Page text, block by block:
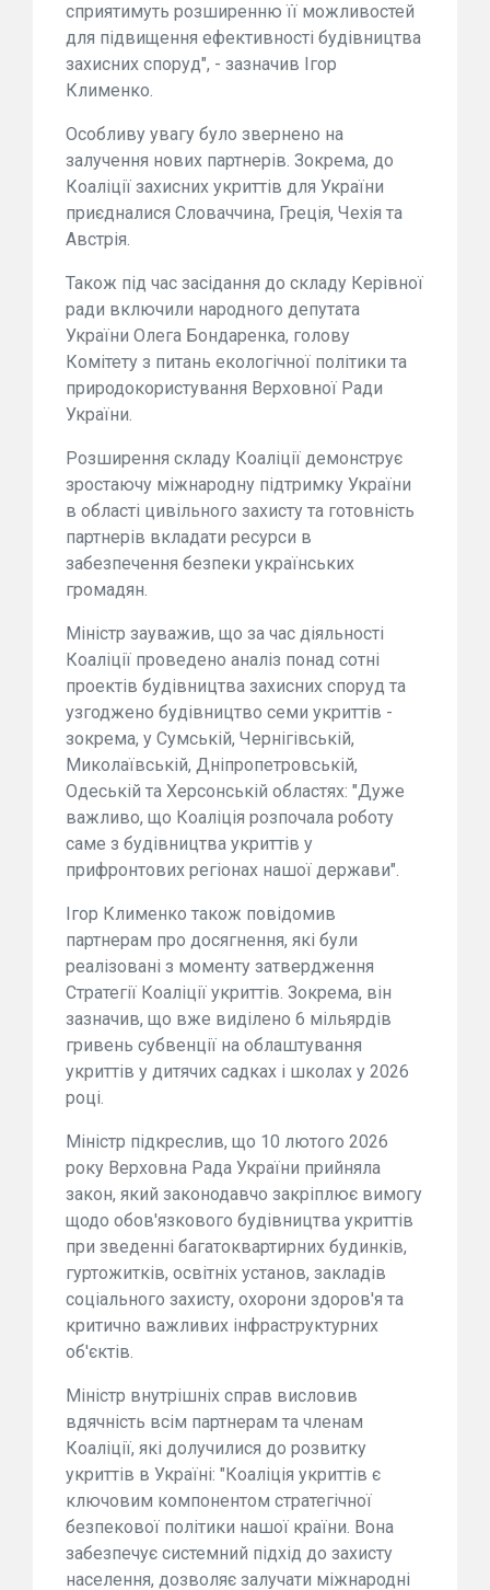
сприятимуть розширенню її можливостей
для підвищення ефективності будівництва
захисних споруд", - зазначив Ігор
Клименко.
Особливу увагу було звернено на
залучення нових партнерів. Зокрема, до
Коаліції захисних укриттів для України
приєдналися Словаччина, Греція, Чехія та
Австрія.
Також під час засідання до складу Керівної
ради включили народного депутата
України Олега Бондаренка, голову
Комітету з питань екологічної політики та
природокористування Верховної Ради
України.
Розширення складу Коаліції демонструє
зростаючу міжнародну підтримку України
в області цивільного захисту та готовність
партнерів вкладати ресурси в
забезпечення безпеки українських
громадян.
Міністр зауважив, що за час діяльності
Коаліції проведено аналіз понад сотні
проектів будівництва захисних споруд та
узгоджено будівництво семи укриттів -
зокрема, у Сумській, Чернігівській,
Миколаївській, Дніпропетровській,
Одеській та Херсонській областях: "Дуже
важливо, що Коаліція розпочала роботу
саме з будівництва укриттів у
прифронтових регіонах нашої держави".
Ігор Клименко також повідомив
партнерам про досягнення, які були
реалізовані з моменту затвердження
Стратегії Коаліції укриттів. Зокрема, він
зазначив, що вже виділено 6 мільярдів
гривень субвенції на облаштування
укриттів у дитячих садках і школах у 2026
році.
Міністр підкреслив, що 10 лютого 2026
року Верховна Рада України прийняла
закон, який законодавчо закріплює вимогу
щодо обов'язкового будівництва укриттів
при зведенні багатоквартирних будинків,
гуртожитків, освітніх установ, закладів
соціального захисту, охорони здоров'я та
критично важливих інфраструктурних
об'єктів.
Міністр внутрішніх справ висловив
вдячність всім партнерам та членам
Коаліції, які долучилися до розвитку
укриттів в Україні: "Коаліція укриттів є
ключовим компонентом стратегічної
безпекової політики нашої країни. Вона
забезпечує системний підхід до захисту
населення, дозволяє залучати міжнародні